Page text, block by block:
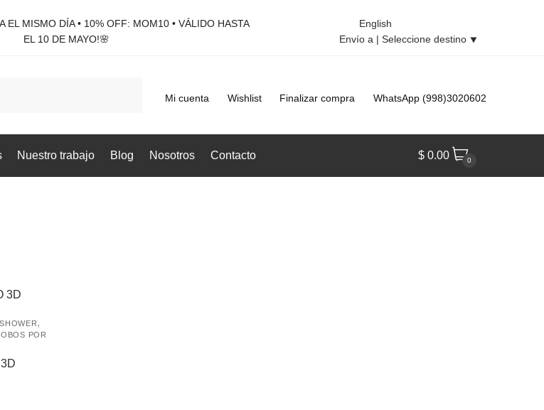
EL MISMO DÍA • 10% OFF: MOM10 • VÁLIDO HASTA
EL 10 DE MAYO!🌸
English
Envío a | Seleccione destino ⯆
Mi cuenta Wishlist Finalizar compra WhatsApp (998)3020602
Nuestro trabajo Blog Nosotros Contacto $ 0.00 0
,
POR